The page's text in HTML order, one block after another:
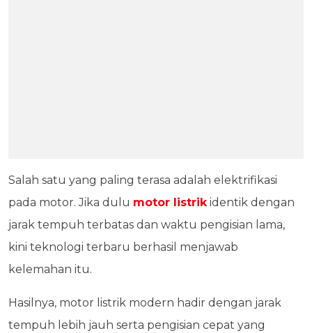
Salah satu yang paling terasa adalah elektrifikasi
pada motor. Jika dulu motor listrikidentik dengan
jarak tempuh terbatas dan waktu pengisian lama,
kini teknologi terbaru berhasil menjawab
kelemahan itu.
Hasilnya, motor listrik modern hadir dengan jarak
tempuh lebih jauh serta pengisian cepat yang